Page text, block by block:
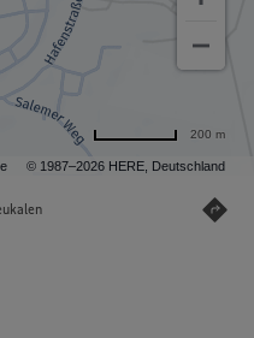
© 1987–2026 HERE, Deutschland
200 m